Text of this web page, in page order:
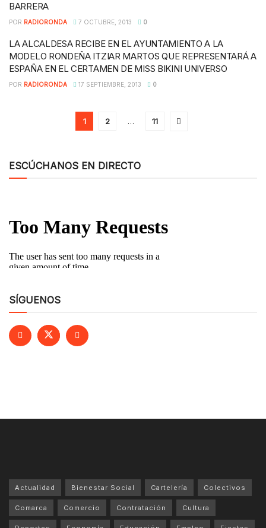
BARRERA
POR RADIORONDA 7 OCTUBRE, 2013 0
LA ALCALDESA RECIBE EN EL AYUNTAMIENTO A LA
MODELO RONDEÑA ITZIAR MARTOS QUE REPRESENTARÁ A
ESPAÑA EN EL CERTAMEN DE MISS BIKINI UNIVERSO
POR RADIORONDA 17 SEPTIEMBRE, 2013 0
1 2 … 11
ESCÚCHANOS EN DIRECTO
SÍGUENOS
Actualidad Bienestar Social Cartelería Colectivos
Comarca Comercio Contratación Cultura